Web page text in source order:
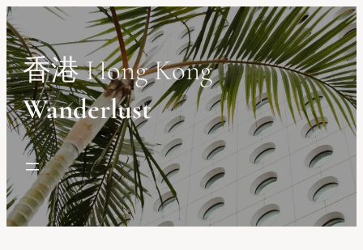
Skip
to
content
香港 Hong Kong
Wanderlust